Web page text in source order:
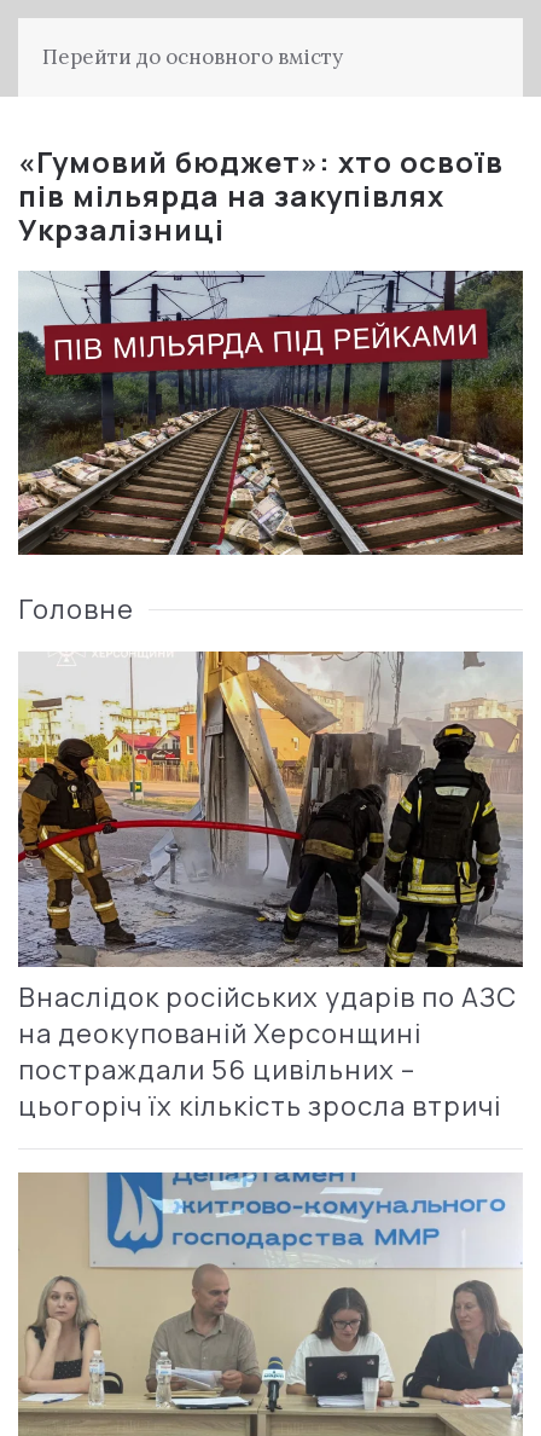
Перейти до основного вмісту
«Гумовий бюджет»: хто освоїв
пів мільярда на закупівлях
Укрзалізниці
Головне
Внаслідок російських ударів по АЗС
на деокупованій Херсонщині
постраждали 56 цивільних –
цьогоріч їх кількість зросла втричі